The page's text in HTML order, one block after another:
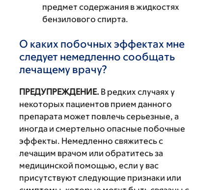
предмет содержания в жидкостях
бензилового спирта.
О каких побочных эффектах мне
следует немедленно сообщать
лечащему врачу?
ПРЕДУПРЕЖДЕНИЕ. В редких случаях у
некоторых пациентов прием данного
препарата может повлечь серьезные, а
иногда и смертельно опасные побочные
эффекты. Немедленно свяжитесь с
лечащим врачом или обратитесь за
медицинской помощью, если у вас
присутствуют следующие признаки или